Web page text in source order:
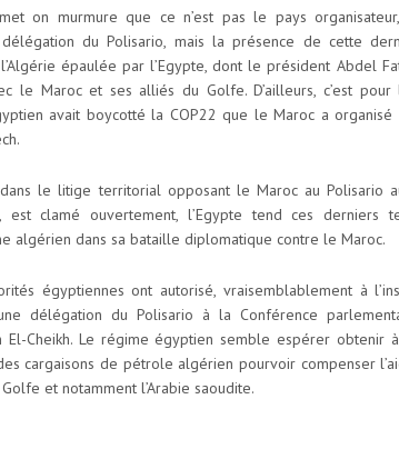
on murmure que ce n’est pas le pays
du Polisario, mais la présence de cette
épaulée par l’Egypte, dont le président Abdel
le Maroc et ses alliés du Golfe. D’ailleurs, c’est pour
avait boycotté la COP22 que le Maroc a
le litige territorial opposant le Maroc au Polisario
est clamé ouvertement, l’Egypte tend ces derniers
algérien dans sa bataille diplomatique contre le Maroc.
égyptiennes ont autorisé, vraisemblablement à
délégation du Polisario à la Conférence
El-Cheikh. Le régime égyptien semble espérer obtenir
cargaisons de pétrole algérien pourvoir compenser
et notamment l’Arabie saoudite.